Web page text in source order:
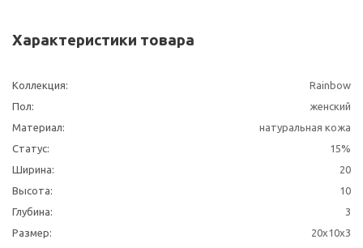
Характеристики товара
Коллекция:
Rainbow
Пол:
женский
Материал:
натуральная кожа
Статус:
15%
Ширина:
20
Высота:
10
Глубина:
3
Размер:
20x10x3